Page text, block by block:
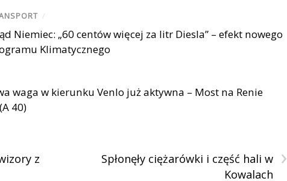
/
Niemiec: „60 centów więcej za litr Diesla” – efekt nowego
Klimatycznego
waga w kierunku Venlo już aktywna – Most na Renie
40)
z
›
Spłonęły ciężarówki i część hali w
Kowalach